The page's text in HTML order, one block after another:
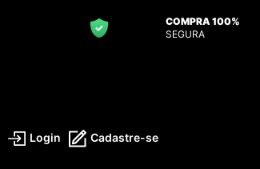
COMPRA 100%
SEGURA
Login Cadastre-se